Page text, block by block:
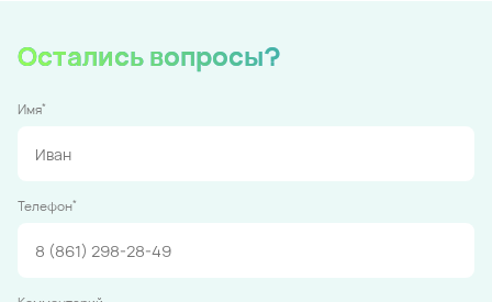
Остались вопросы?
Имя*
Телефон*